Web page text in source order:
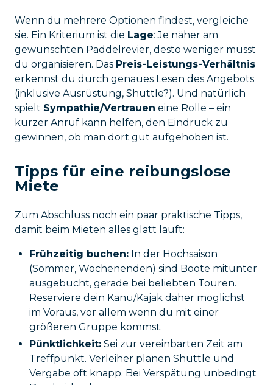
Wenn du mehrere Optionen findest, vergleiche
sie. Ein Kriterium ist die Lage: Je näher am
gewünschten Paddelrevier, desto weniger musst
du organisieren. Das Preis-Leistungs-Verhältnis
erkennst du durch genaues Lesen des Angebots
(inklusive Ausrüstung, Shuttle?). Und natürlich
spielt Sympathie/Vertrauen eine Rolle – ein
kurzer Anruf kann helfen, den Eindruck zu
gewinnen, ob man dort gut aufgehoben ist.
Tipps für eine reibungslose
Miete
Zum Abschluss noch ein paar praktische Tipps,
damit beim Mieten alles glatt läuft:
Frühzeitig buchen: In der Hochsaison
(Sommer, Wochenenden) sind Boote mitunter
ausgebucht, gerade bei beliebten Touren.
Reserviere dein Kanu/Kajak daher möglichst
im Voraus, vor allem wenn du mit einer
größeren Gruppe kommst.
Pünktlichkeit: Sei zur vereinbarten Zeit am
Treffpunkt. Verleiher planen Shuttle und
Vergabe oft knapp. Bei Verspätung unbedingt